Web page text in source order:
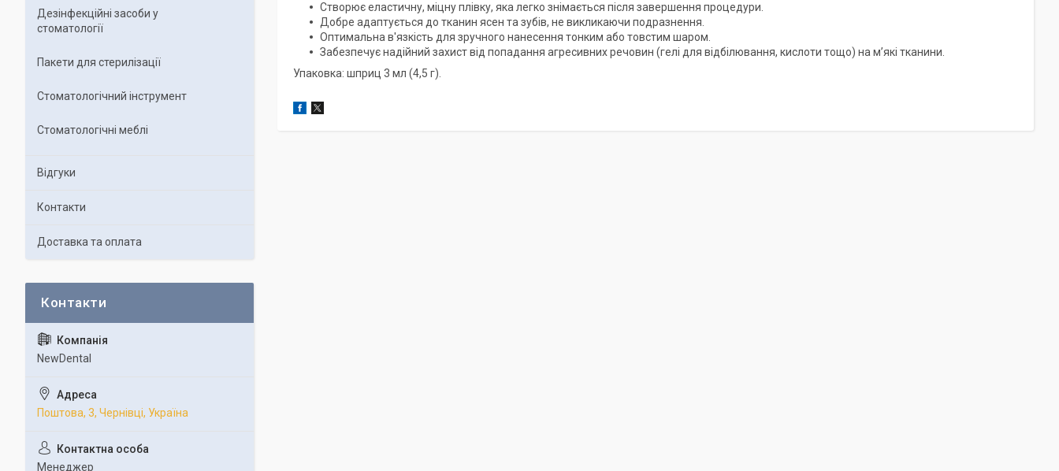
Створює еластичну, міцну плівку, яка легко знімається після завершення процедури.
Добре адаптується до тканин ясен та зубів, не викликаючи подразнення.
Оптимальна в'язкість для зручного нанесення тонким або товстим шаром.
Забезпечує надійний захист від попадання агресивних речовин (гелі для відбілювання, кислоти тощо) на м’які тканини.
Упаковка: шприц 3 мл (4,5 г).
Дезінфекційні засоби у
стоматології
Пакети для стерилізації
Стоматологічний інструмент
Стоматологічні меблі
Відгуки
Контакти
Доставка та оплата
NewDental
Поштова, 3, Чернівці, Україна
Менеджер